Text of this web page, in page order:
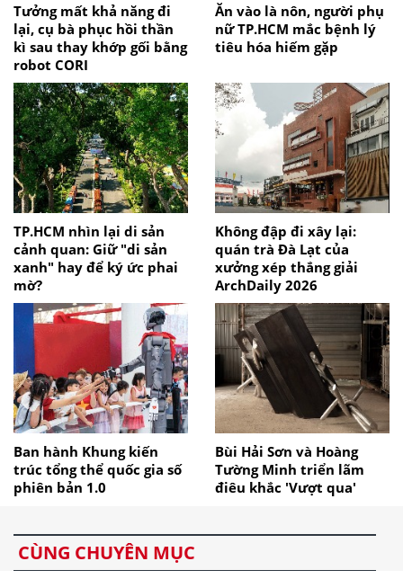
Tưởng mất khả năng đi
lại, cụ bà phục hồi thần
kì sau thay khớp gối bằng
robot CORI
Ăn vào là nôn, người phụ
nữ TP.HCM mắc bệnh lý
tiêu hóa hiếm gặp
TP.HCM nhìn lại di sản
cảnh quan: Giữ "di sản
xanh" hay để ký ức phai
mờ?
Không đập đi xây lại:
quán trà Đà Lạt của
xưởng xép thắng giải
ArchDaily 2026
Ban hành Khung kiến
trúc tổng thể quốc gia số
phiên bản 1.0
Bùi Hải Sơn và Hoàng
Tường Minh triển lãm
điêu khắc 'Vượt qua'
CÙNG CHUYÊN MỤC